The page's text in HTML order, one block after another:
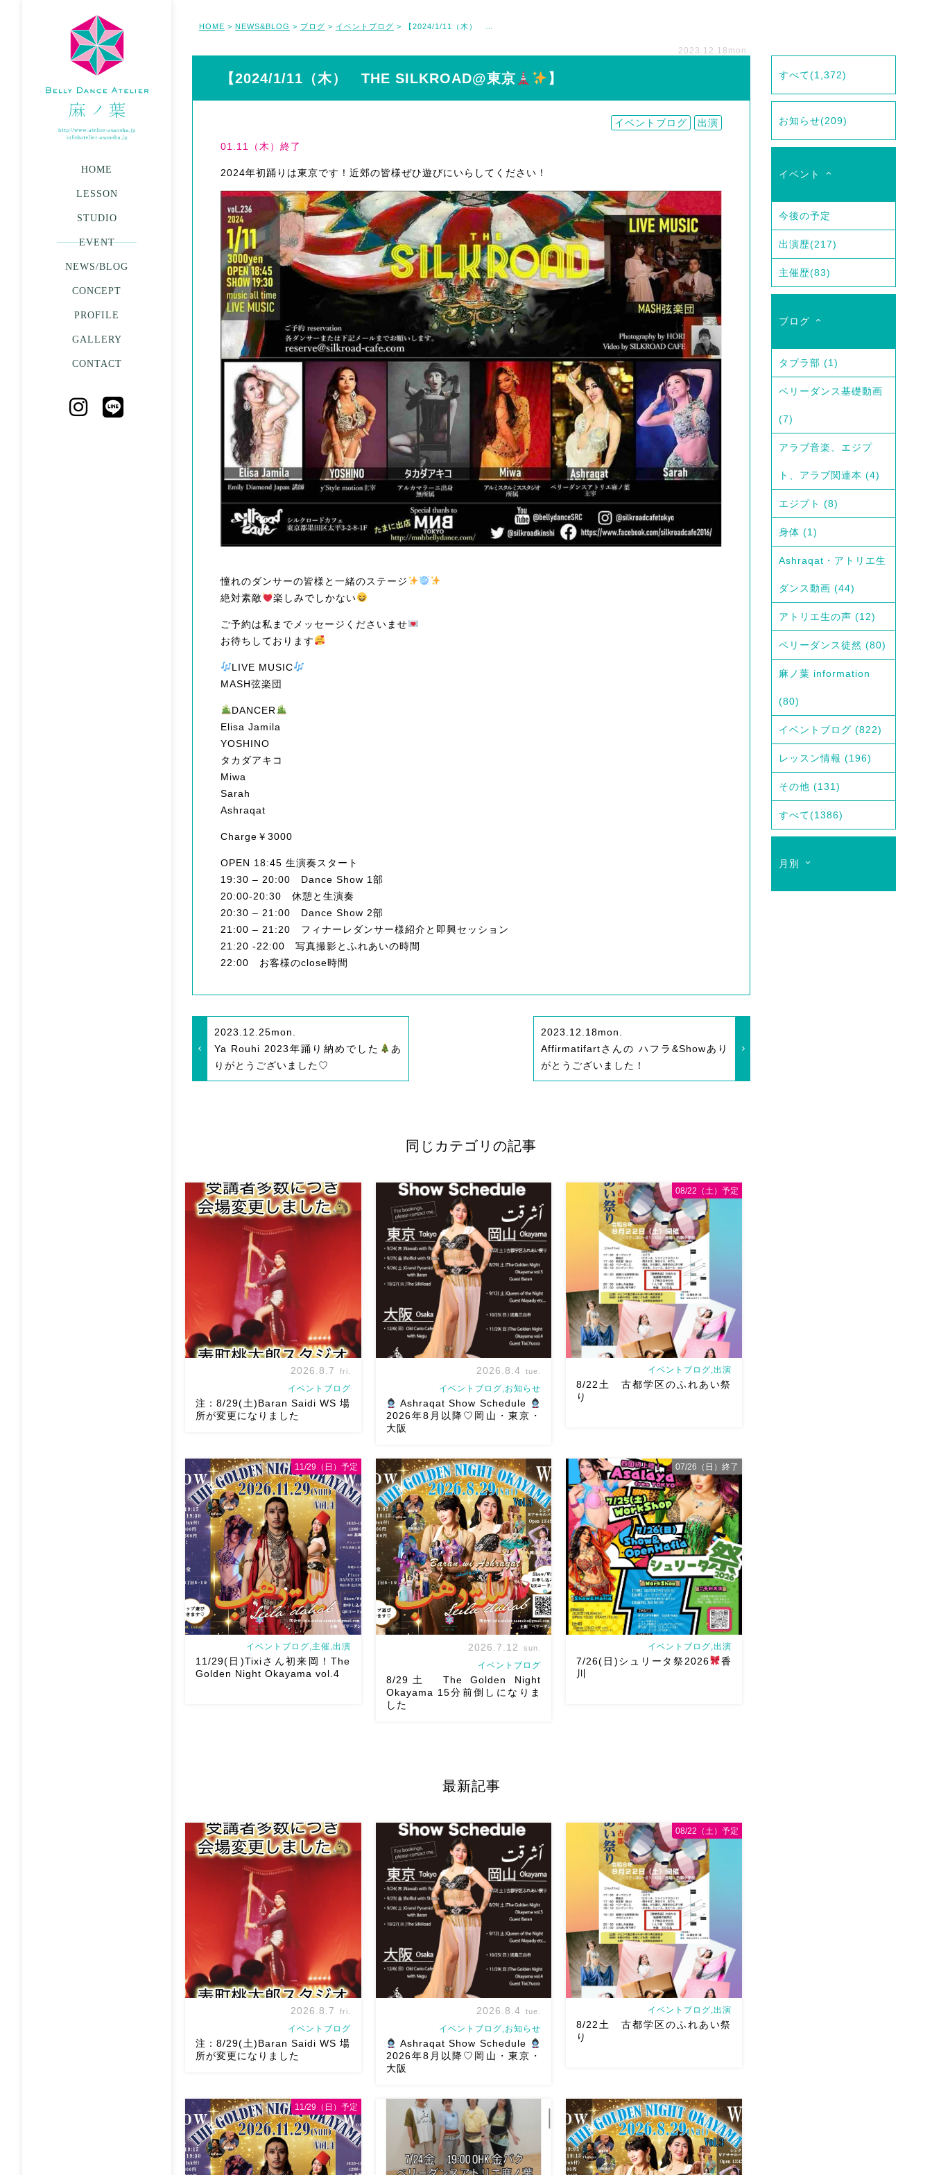
HOME
LESSON
STUDIO
EVENT
NEWS/BLOG
CONCEPT
PROFILE
GALLERY
CONTACT
HOME > NEWS&BLOG > ブログ > イベントブログ >
2023.12.18 mon.
【2024/1/11（木） THE SILKROAD@東京 】
イベントブログ 出演
01.11（木）終了
2024年初踊りは東京です！近郊の皆様ぜひ遊びにいらしてください！
憧れのダンサーの皆様と一緒のステージ
絶対素敵
楽しみでしかない
ご予約は私までメッセージくださいませ
お待ちしております
LIVE MUSIC
MASH弦楽団
DANCER
Elisa Jamila
YOSHINO
タカダアキコ
Miwa
Sarah
Ashraqat
Charge￥3000
OPEN 18:45 生演奏スタート
19:30 – 20:00 Dance Show 1部
20:00-20:30 休憩と生演奏
20:30 – 21:00 Dance Show 2部
21:00 – 21:20 フィナーレダンサー様紹介と即興セッション
21:20 -22:00 写真撮影とふれあいの時間
22:00 お客様のclose時間
2023.12.25mon.
Ya Rouhi 2023年踊り納めでした
あ
りがとうございました♡
2023.12.18mon.
Affirmatifartさんの ハフラ&Showあり
がとうございました！
すべて(1,372)
お知らせ(209)
イベント
今後の予定
出演歴(217)
主催歴(83)
ブログ
タブラ部 (1)
ベリーダンス基礎動画
(7)
アラブ音楽、エジプ
ト、アラブ関連本 (4)
エジプト (8)
身体 (1)
Ashraqat・アトリエ生
ダンス動画 (44)
アトリエ生の声 (12)
ベリーダンス徒然 (80)
麻ノ葉 information
(80)
イベントブログ (822)
レッスン情報 (196)
その他 (131)
すべて(1386)
月別
同じカテゴリの記事
8/29（土）Baran Saidi WSお申し込み
多数につき会場変更しました♡ 表町桃
太郎スタジオ岡山県岡山市 北区表町2丁
目6-64 4階 ショー会場から近いの
で、安心♡駅からもバスで天満屋バス
ス […]
2026.8.7 fri.
イベントブログ
注：8/29(土)Baran Saidi WS 場
所が変更になりました
8月以降のショースケジュールです♡皆
様にお会いできますように
ご予約は
メッセージください
お待ちしていま
す
Ashraqat Show Schedule
岡山・8/22(土) […]
2026.8.4 tue.
イベントブログ,お知らせ
Ashraqat Show Schedule
2026年8月以降♡岡山・東京・
大阪
8/22土 古都学区のふれあい祭りにて
踊らせていただきます♡太鼓も叩くよ
ー！私たちは18:40頃から出演です屋台
も出てとても楽しいお祭りになりそう
私たちも踊った後は祭りを楽しみま
す
遊びにいら […]
イベントブログ,出演
8/22土 古都学区のふれあい祭
り
08/22（土）予定
Show 】 Guest DancerTixi […]
イベントブログ,主催,出演
11/29(日)Tixiさん初来岡！The
Golden Night Okayama vol.4
11/29（日）予定
皆さんソロとそして三人
の群舞を踊ってくれます♡ 東京から参
曲をソロ踊ります […]
2026.7.12 sun.
イベントブログ
8/29土 The Golden Night
Okayama 15分前倒しになりま
した
とうー！ ショー＆ハフ […]
イベントブログ,出演
7/26(日)シュリータ祭2026
香
川
07/26（日）終了
最新記事
8/29（土）Baran Saidi WSお申し込み
多数につき会場変更しました♡ 表町桃
太郎スタジオ岡山県岡山市 北区表町2丁
目6-64 4階 ショー会場から近いの
2026.8.7 fri.
イベントブログ
注：8/29(土)Baran Saidi WS 場
所が変更になりました
8月以降のショースケジュールです♡皆
様にお会いできますように
ご予約は
メッセージください
お待ちしていま
2026.8.4 tue.
イベントブログ,お知らせ
Ashraqat Show Schedule
2026年8月以降♡岡山・東京・
大阪
8/22土 古都学区のふれあい祭りにて
踊らせていただきます♡太鼓も叩くよ
ー！私たちは18:40頃から出演です屋台
も出てとても楽しいお祭りになりそう
イベントブログ,出演
8/22土 古都学区のふれあい祭
り
08/22（土）予定
11/29（日）予定